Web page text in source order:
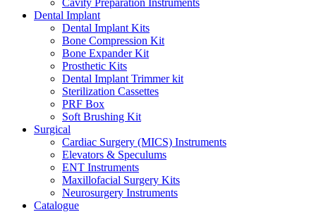
Cavity Preparation Instruments
Dental Implant
Dental Implant Kits
Bone Compression Kit
Bone Expander Kit
Prosthetic Kits
Dental Implant Trimmer kit
Sterilization Cassettes
PRF Box
Soft Brushing Kit
Surgical
Cardiac Surgery (MICS) Instruments
Elevators & Speculums
ENT Instruments
Maxillofacial Surgery Kits
Neurosurgery Instruments
Catalogue